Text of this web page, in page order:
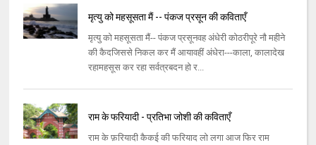
मृत्यु को महसूसता मैं -- पंकज प्रसून की कविताएँ
मृत्यु को महसूसता मैं-- पंकज प्रसूनवह अंधेरी कोठरीपूरे नौ महीने
की कैदजिससे निकल कर मैं आयावहीं अंधेरा---काला, कालादेख
रहामहसूस कर रहा सर्वत्रबदन हो र...
राम के फरियादी - प्रतिभा जोशी की कविताएँ
राम के फ़रियादी कैकई की फरियाद लो लगा आज फिर राम